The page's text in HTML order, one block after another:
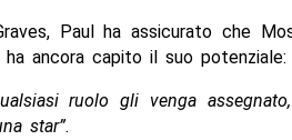
Paul ha assicurato che
ancora capito il suo potenziale:
ruolo gli venga
star”.